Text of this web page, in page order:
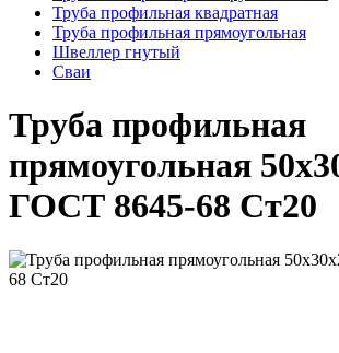
Труба профильная квадратная
Труба профильная прямоугольная
Швеллер гнутый
Сваи
Труба профильная
прямоугольная
ГОСТ 8645-68 Ст20